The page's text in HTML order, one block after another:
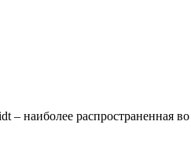
наиболее распространенная